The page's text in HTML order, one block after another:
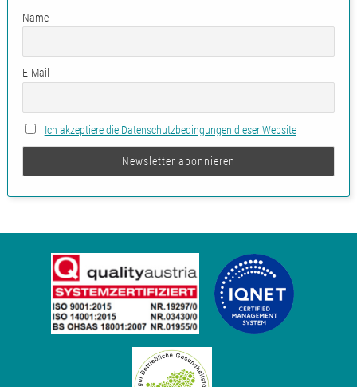
Name
E-Mail
Ich akzeptiere die Datenschutzbedingungen dieser Website